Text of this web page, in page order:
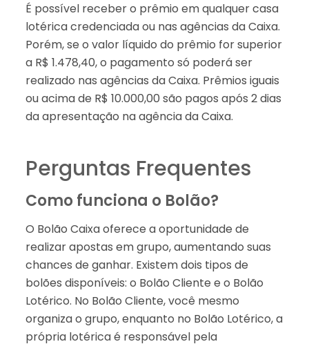
É possível receber o prêmio em qualquer casa
lotérica credenciada ou nas agências da Caixa.
Porém, se o valor líquido do prêmio for superior
a R$ 1.478,40, o pagamento só poderá ser
realizado nas agências da Caixa. Prêmios iguais
ou acima de R$ 10.000,00 são pagos após 2 dias
da apresentação na agência da Caixa.
Perguntas Frequentes
Como funciona o Bolão?
O Bolão Caixa oferece a oportunidade de
realizar apostas em grupo, aumentando suas
chances de ganhar. Existem dois tipos de
bolões disponíveis: o Bolão Cliente e o Bolão
Lotérico. No Bolão Cliente, você mesmo
organiza o grupo, enquanto no Bolão Lotérico, a
própria lotérica é responsável pela